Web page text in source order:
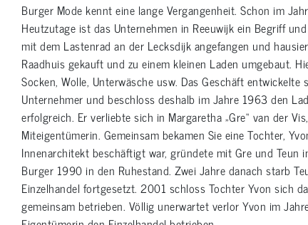
Burger Mode kennt eine lange Vergangenheit. Schon im
Heutzutage ist das Unternehmen in Reeuwijk ein Begriff
mit dem Lastenrad an der Lecksdijk angefangen und
Raadhuis gekauft und zu einem kleinen Laden umgebaut.
Socken, Wolle, Unterwäsche usw. Das Geschäft
Unternehmer und beschloss deshalb im Jahre 1963 den
erfolgreich. Er verliebte sich in Margaretha „Gre“ van der
Miteigentümerin. Gemeinsam bekamen Sie eine Tochter,
Innenarchitekt beschäftigt war, gründete mit Gre und Teun
Burger 1990 in den Ruhestand. Zwei Jahre danach starb
Einzelhandel fortgesetzt. 2001 schloss Tochter Yvon sich
gemeinsam betrieben. Völlig unerwartet verlor Yvon im